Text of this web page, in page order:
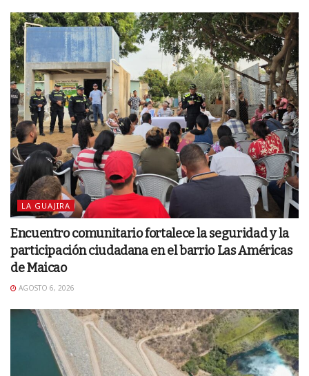
LA GUAJIRA
Encuentro comunitario fortalece la seguridad y la
participación ciudadana en el barrio Las Américas
de Maicao
AGOSTO 6, 2026